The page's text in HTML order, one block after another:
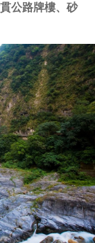
公路牌樓、砂